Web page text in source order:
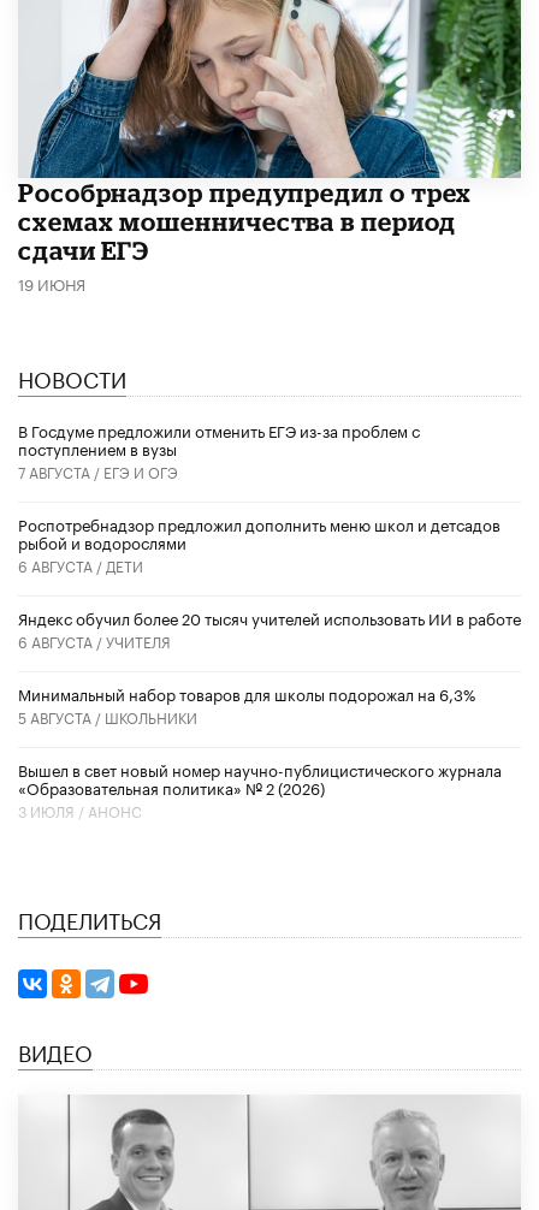
Рособрнадзор предупредил о трех
схемах мошенничества в период
сдачи ЕГЭ
19 ИЮНЯ
НОВОСТИ
В Госдуме предложили отменить ЕГЭ из-за проблем с
поступлением в вузы
7 АВГУСТА / ЕГЭ И ОГЭ
Роспотребнадзор предложил дополнить меню школ и детсадов
рыбой и водорослями
6 АВГУСТА / ДЕТИ
​Яндекс обучил более 20 тысяч учителей использовать ИИ в работе
6 АВГУСТА /УЧИТЕЛЯ
Минимальный набор товаров для школы подорожал на 6,3%
5 АВГУСТА / ШКОЛЬНИКИ
Вышел в свет новый номер научно-публицистического журнала
«Образовательная политика» № 2 (2026)
3 ИЮЛЯ / АНОНС
ПОДЕЛИТЬСЯ
ВИДЕО